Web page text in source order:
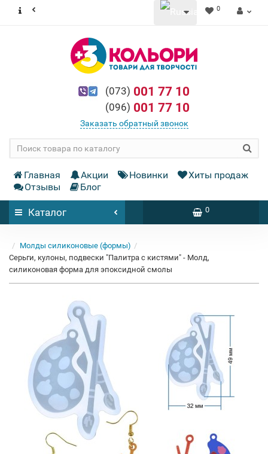
0
(073) 001 77 10
(096) 001 77 10
Заказать обратный звонок
Главная Акции Новинки
Хиты продаж
Отзывы
Блог
Каталог 0
Молды силиконовые (формы)
Серьги, кулоны, подвески "Палитра с кистями" - Молд,
силиконовая форма для эпоксидной смолы